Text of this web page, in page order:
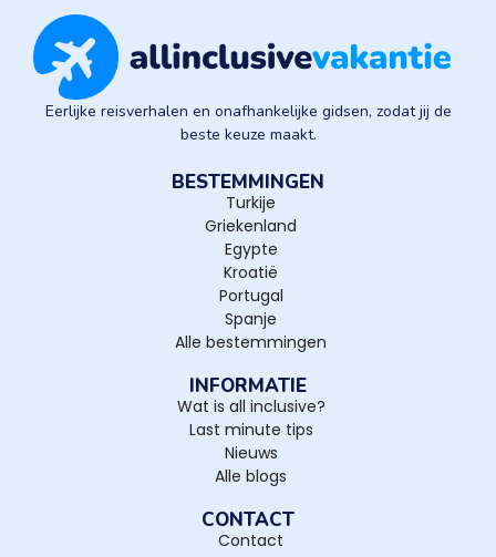
Eerlijke reisverhalen en onafhankelijke gidsen, zodat jij de
beste keuze maakt.
BESTEMMINGEN
Turkije
Griekenland
Egypte
Kroatië
Portugal
Spanje
Alle bestemmingen
INFORMATIE
Wat is all inclusive?
Last minute tips
Nieuws
Alle blogs
CONTACT
Contact